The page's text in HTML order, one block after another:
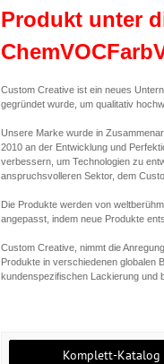
Produkt unter
Custom Creative ist ein neues
gegründet wurde, um qualitativ
Unsere Marke wurde in
2010 an der Entwicklung und
verbessern, um Technologien zu
anspruchsvolleren Sektor, dem
Die Produkte werden von
angepasst, indem neue Produkte
Custom Creative, nimmt die
Produkte in verschiedenen globalen
kundenspezifischen Lackierung und
Komplett-Katalog